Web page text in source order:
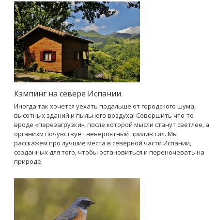
Кэмпинг на севере Испании
Иногда так хочется уехать подальше от городского шума,
высотных зданий и пыльного воздуха! Совершить что-то
вроде «перезагрузки», после которой мысли станут светлее, а
организм почувствует невероятный прилив сил. Мы
расскажем про лучшие места в северной части Испании,
созданных для того, чтобы остановиться и переночевать на
природе.